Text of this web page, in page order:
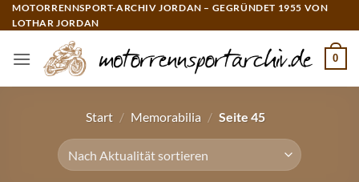
Zum
Inhalt
MOTORRENNSPORT-ARCHIV JORDAN – GEGRÜNDET 1955 VON
LOTHAR JORDAN
0
Start / Memorabilia / Seite 45